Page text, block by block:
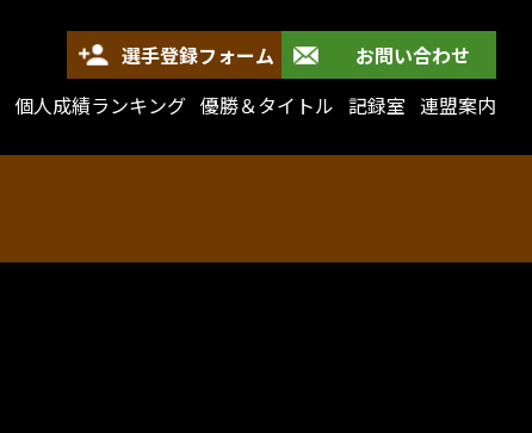
選手登録フォーム
お問い合わせ
個人成績ランキング 優勝＆タイトル 記録室 連盟案内